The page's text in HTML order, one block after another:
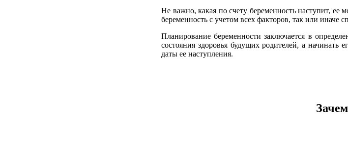
Не важно, какая по счету беременность наступит, ее
беременность с учетом всех факторов, так или иначе
Планирование беременности заключается в
состояния здоровья будущих родителей, а
даты ее наступления.